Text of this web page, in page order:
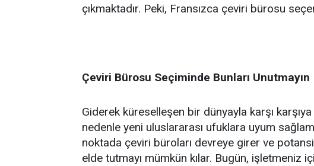
çıkmaktadır. Peki, Fransızca çeviri bürosu
Çeviri Bürosu Seçiminde Bunları Unutmayın
Giderek küreselleşen bir dünyayla karşı karşıya
nedenle yeni uluslararası ufuklara uyum
noktada çeviri büroları devreye girer ve
elde tutmayı mümkün kılar. Bugün, işletmeniz